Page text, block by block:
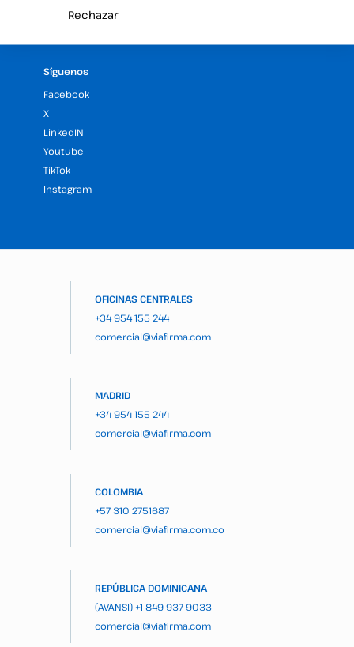
Política de calidad y medio ambiente
Síguenos
Facebook
X
LinkedIN
Youtube
TikTok
Instagram
OFICINAS CENTRALES
+34 954 155 244
comercial@viafirma.com
MADRID
+34 954 155 244
comercial@viafirma.com
COLOMBIA
+57 310 2751687
comercial@viafirma.com.co
REPÚBLICA DOMINICANA
(AVANSI) +1 849 937 9033
comercial@viafirma.com
Rechazar